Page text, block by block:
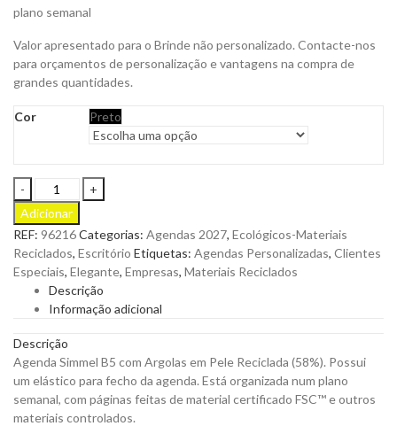
plano semanal
Valor apresentado para o Brinde não personalizado. Contacte-nos
para orçamentos de personalização e vantagens na compra de
grandes quantidades.
Cor Preto
Agenda
Simmel
B-
5
Semanal
de
Argolas
em
Reciclada
para
Personalizar
quantity
Adicionar
REF: 96216Categorias: Agendas 2027, Ecológicos-Materiais
Reciclados, Escritório Etiquetas: Agendas Personalizadas, Clientes
Especiais, Elegante, Empresas, Materiais Reciclados
Descrição
Informação adicional
Descrição
Agenda Simmel B5 com Argolas em Pele Reciclada (58%). Possui
um elástico para fecho da agenda. Está organizada num plano
semanal, com páginas feitas de material certificado FSC™ e outros
materiais controlados.